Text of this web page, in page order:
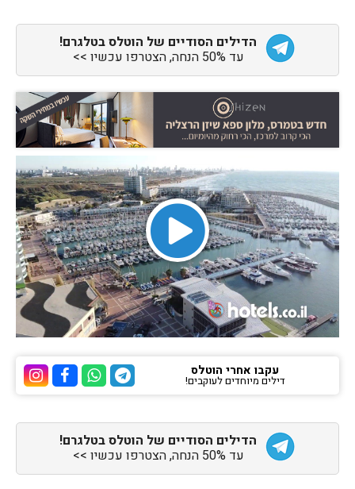
הדילים הסודיים של הוטלס בטלגרם!
עד 50% הנחה, הצטרפו עכשיו >>
ערוץ ערוץ
ערוץ הוואטסאפ של
ערוץ הטלגרם של הוטלס
עקבו אחרי הוטלס
דילים מיוחדים לעוקבים!
הדילים הסודיים של הוטלס בטלגרם!
עד 50% הנחה, הצטרפו עכשיו >>